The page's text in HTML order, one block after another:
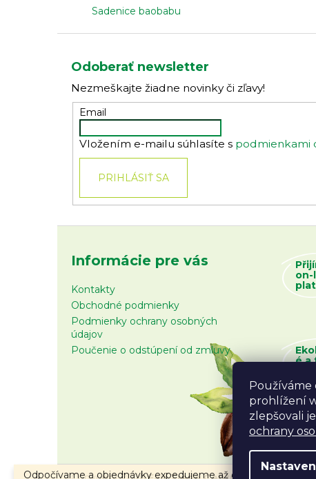
Používáme
prohlížení
zlepšovali
ochrany
Odpočívame a objednávky expedujeme až od 10.8.2026.
Sadenice baobabu
Odoberať newsletter
Nezmeškajte žiadne novinky či zľavy!
Email
Vložením e-mailu súhlasíte s podmienkami
PRIHLÁSIŤ SA
Informácie pre vás
Kontakty
Obchodné podmienky
Podmienky ochrany osobných
údajov
Poučenie o odstúpení od zmluvy
on-
é a